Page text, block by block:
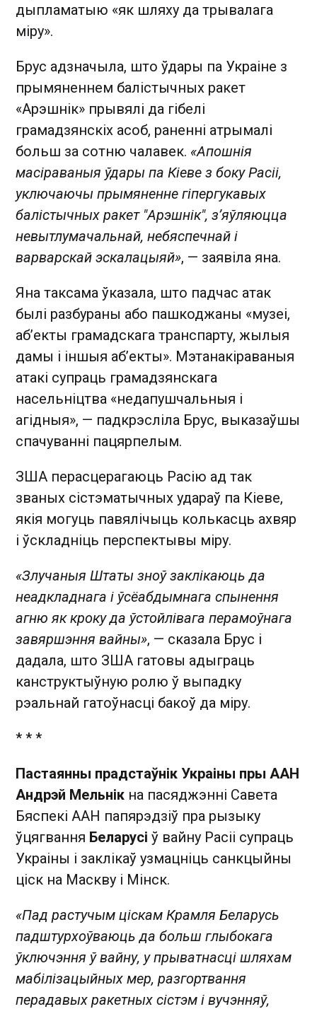
дыпламатыю «як шляху да трывалага
міру».
Брус адзначыла, што ўдары па Украіне з
прымяненнем балістычных ракет
«Арэшнік» прывялі да гібелі
грамадзянскіх асоб, раненні атрымалі
больш за сотню чалавек. «Апошнія
масіраваныя ўдары па Кіеве з боку Расіі,
уключаючы прымяненне гіпергукавых
балістычных ракет "Арэшнік", з’яўляюцца
невытлумачальнай, небяспечнай і
варварскай эскалацыяй», — заявіла яна.
Яна таксама ўказала, што падчас атак
былі разбураны або пашкоджаны «музеі,
аб’екты грамадскага транспарту, жылыя
дамы і іншыя аб’екты». Мэтанакіраваныя
атакі супраць грамадзянскага
насельніцтва «недапушчальныя і
агідныя», — падкрэсліла Брус, выказаўшы
спачуванні пацярпелым.
ЗША перасцерагаюць Расію ад так
званых сістэматычных удараў па Кіеве,
якія могуць павялічыць колькасць ахвяр
і ўскладніць перспектывы міру.
«Злучаныя Штаты зноў заклікаюць да
неадкладнага і ўсёабдымнага спынення
агню як кроку да ўстойлівага перамоўнага
завяршэння вайны», — сказала Брус і
дадала, што ЗША гатовы адыграць
канструктыўную ролю ў выпадку
рэальнай гатоўнасці бакоў да міру.
* * *
Пастаянны прадстаўнік Украіны пры ААН
Андрэй Мельнік на пасяджэнні Савета
Бяспекі ААН папярэдзіў пра рызыку
ўцягвання Беларусі ў вайну Расіі супраць
Украіны і заклікаў узмацніць санкцыйны
ціск на Маскву і Мінск.
«Пад растучым ціскам Крамля Беларусь
падштурхоўваюць да больш глыбокага
ўключэння ў вайну, у прыватнасці шляхам
мабілізацыйных мер, разгортвання
перадавых ракетных сістэм і вучэнняў,